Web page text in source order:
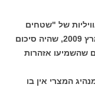
של "שטחים
תמורת שלום". מצורף מאמר שפרסמתי במרץ 2009, שהיה סיכום
שהשמיעו אזהרות
המצרי אין בו